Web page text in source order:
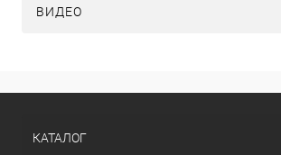
ВИДЕО
КАТАЛОГ